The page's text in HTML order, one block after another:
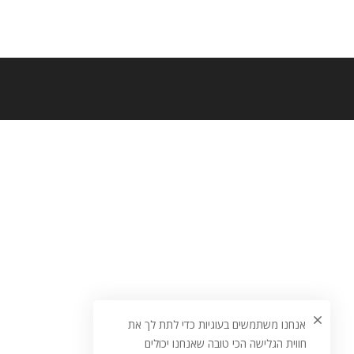
אנחנו משתמשים בעוגיות כדי לתת לך את
חווית הגלישה הכי טובה שאנחנו יכולים